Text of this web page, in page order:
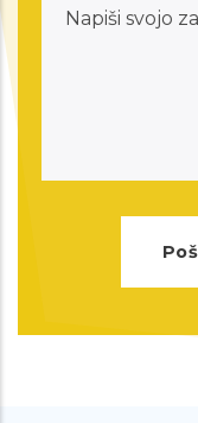
sem se
svojo